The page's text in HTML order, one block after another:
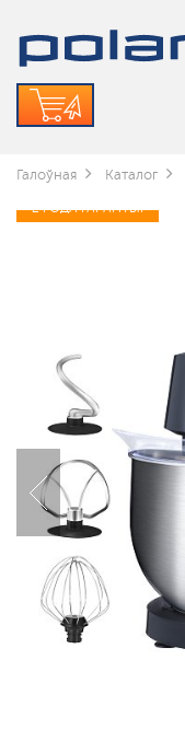
Галоўная Каталог
2 ГОДА ГАРАНТЫІ